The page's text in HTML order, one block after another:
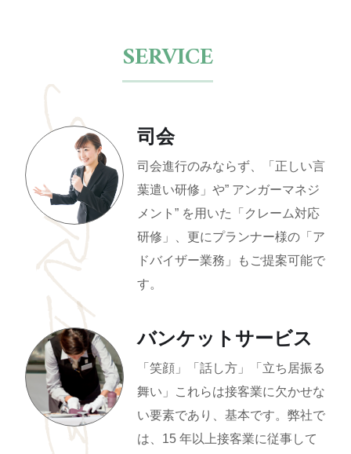
SERVICE
SERVICE
司会
司会進行のみならず、「正しい言
葉遣い研修」や” アンガーマネジ
メント” を用いた「クレーム対応
研修」、更にプランナー様の「ア
ドバイザー業務」もご提案可能で
す。
バンケットサービス
「笑顔」「話し方」「立ち居振る
舞い」これらは接客業に欠かせな
い要素であり、基本です。弊社で
は、15 年以上接客業に従事して